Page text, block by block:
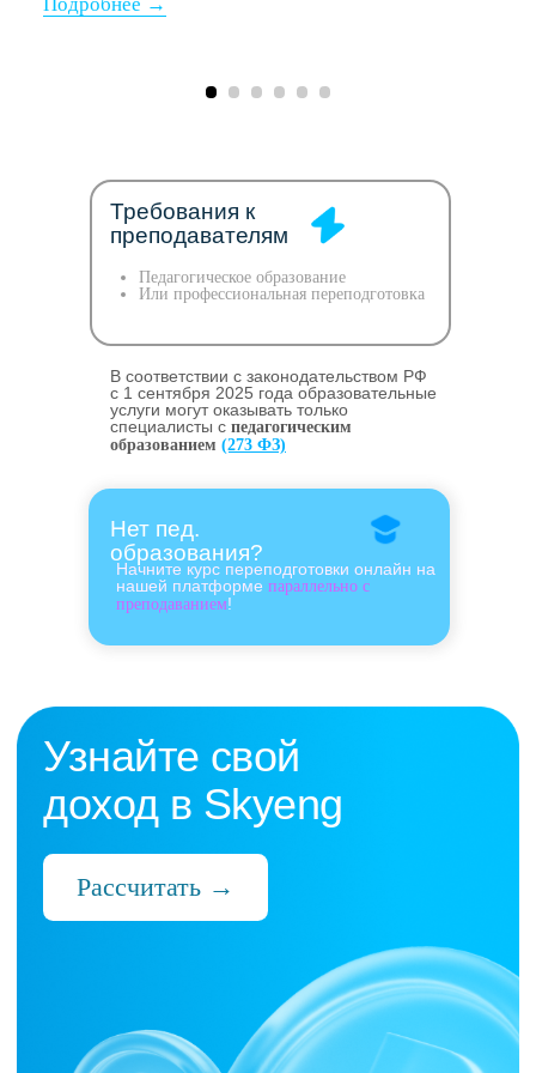
Педагогическое образование
Или профессиональная переподготовка
В соответствии с законодательством РФ
c 1 сентября 2025 года образовательные
услуги могут оказывать только
специалисты с педагогическим
образованием (273 ФЗ)
Начните курс переподготовки онлайн на
нашей платформе параллельно с
преподаванием!
Требования к
преподавателям
Нет пед.
образования?
Нас выбрали 10 000+
которые ценят:
Время
Готовые планы и материалы, онлайн-
платформа с автопроверкой заданий,
поддержка 24/7 и никакой бюрократии
Деньги
без штрафов и переработок, скрытых
условий и неприятных сюрпризов
Уважение к преподавателю и его